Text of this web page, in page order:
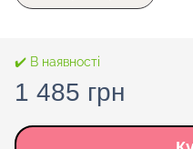
✔️ В наявності
1 485 грн